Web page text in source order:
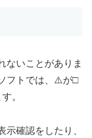
ないことがありま
フトでは、⚠️が□
。
確認をしたり、